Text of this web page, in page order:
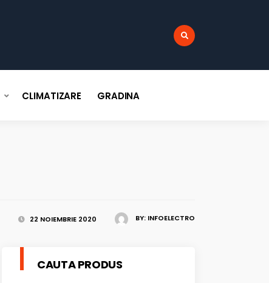
CLIMATIZARE GRADINA
BY: INFOELECTRO
22 NOIEMBRIE 2020
CAUTA PRODUS